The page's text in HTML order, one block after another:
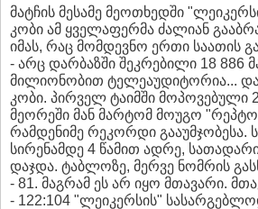
მატჩის მესამე მეოთხედში
კობი ამ ყველაფერმა ძალიან
იმას, რაც მომდევნო ერთი საათის
- არც დარბაზში შეკრებილი 18 886
მილიონობით ტელეაუდიტორია...
კობი. პირველ ტაიმში მოპოვებული
მეორეში მან მარტომ მოუგო
რამდენიმე რეკორდი გააუმჯობესა.
სირენამდე 4 წამით ადრე,
დაჯდა. ტაბლოზე, მერვე ნომრის
- 81. მაგრამ ეს არ იყო მთავარი.
- 122:104 "ლეიკერსის"